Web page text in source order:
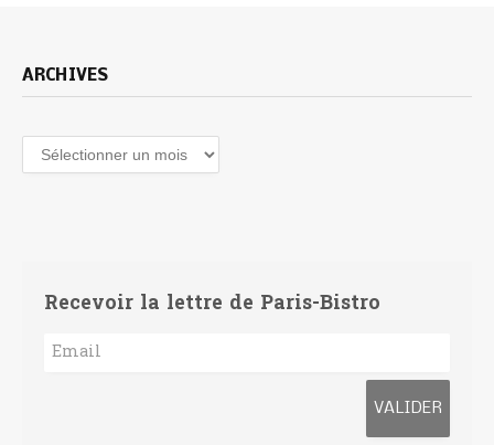
ARCHIVES
Archives
Recevoir la lettre de Paris-Bistro